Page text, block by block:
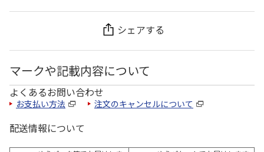
シェアする
マークや記載内容について
よくあるお問い合わせ
お支払い方法 注文のキャンセルについて
配送情報について